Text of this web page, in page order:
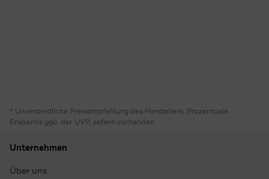
* Unverbindliche Preisempfehlung des Herstellers. Prozentuale
Ersparnis ggü. der UVP, sofern vorhanden
Unternehmen
Über uns